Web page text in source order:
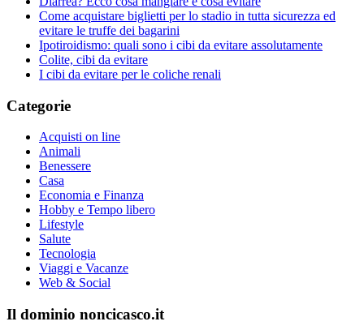
Come acquistare biglietti per lo stadio in tutta sicurezza ed
evitare le truffe dei bagarini
Ipotiroidismo: quali sono i cibi da evitare assolutamente
Colite, cibi da evitare
I cibi da evitare per le coliche renali
Categorie
Acquisti on line
Animali
Benessere
Casa
Economia e Finanza
Hobby e Tempo libero
Lifestyle
Salute
Tecnologia
Viaggi e Vacanze
Web & Social
Il dominio noncicasco.it